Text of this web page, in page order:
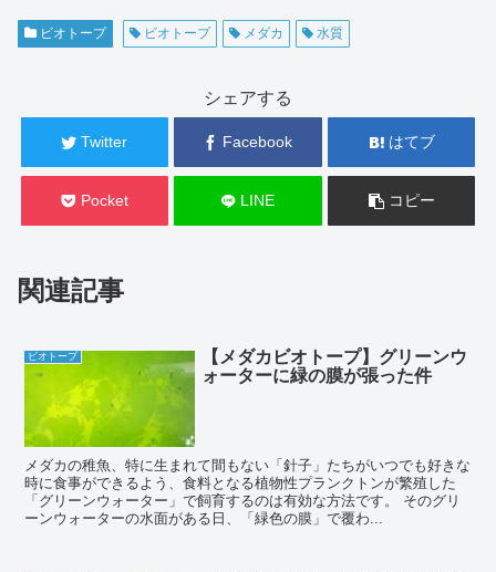
ビオトープ ビオトープ メダカ 水質
シェアする
Twitter Facebook はてブ
Pocket LINE コピー
関連記事
ビオトープ
【メダカビオトープ】グリーンウ
ォーターに緑の膜が張った件
メダカの稚魚、特に生まれて間もない「針子」たちがいつでも好きな
時に食事ができるよう、食料となる植物性プランクトンが繁殖した
「グリーンウォーター」で飼育するのは有効な方法です。 そのグリ
ーンウォーターの水面がある日、「緑色の膜」で覆わ...